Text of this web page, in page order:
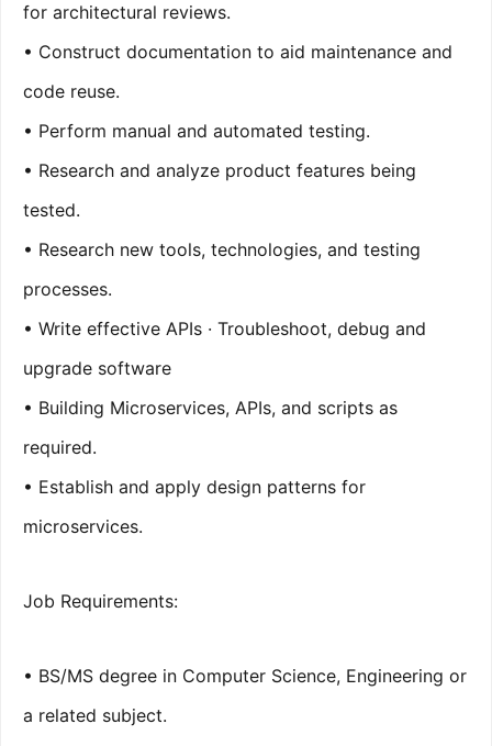
for architectural reviews.
• Construct documentation to aid maintenance and
code reuse.
• Perform manual and automated testing.
• Research and analyze product features being
tested.
• Research new tools, technologies, and testing
processes.
• Write effective APIs · Troubleshoot, debug and
upgrade software
• Building Microservices, APIs, and scripts as
required.
• Establish and apply design patterns for
microservices.
Job Requirements:
• BS/MS degree in Computer Science, Engineering or
a related subject.